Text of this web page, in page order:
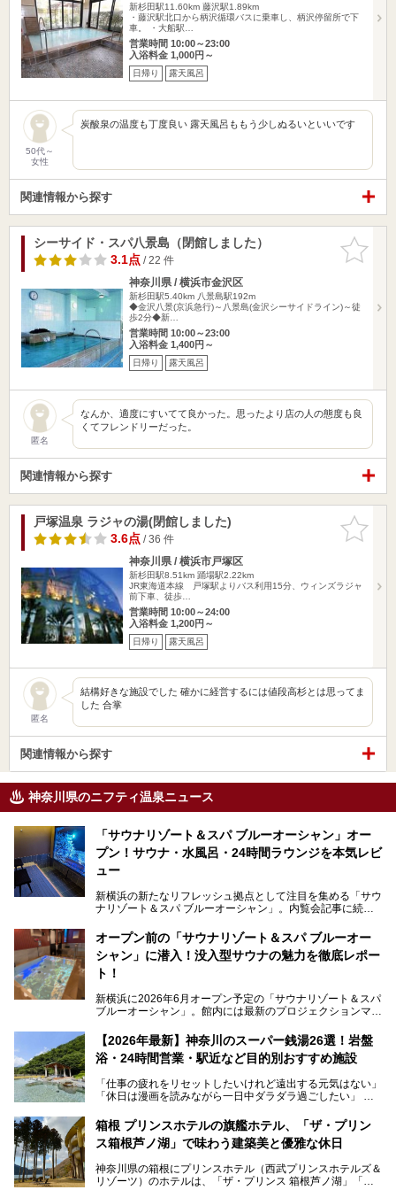
新杉田駅11.60km 藤沢駅1.89km
・藤沢駅北口から柄沢循環バスに乗車し、柄沢停留所で下
車。 ・大船駅…
営業時間 10:00～23:00
入浴料金 1,000円～
日帰り 露天風呂
50代～
女性
炭酸泉の温度も丁度良い 露天風呂ももう少しぬるいといいです
関連情報から探す
お気に入
りに追加
シーサイド・スパ八景島（閉館しました）
3.1点/ 22 件
神奈川県 / 横浜市金沢区
新杉田駅5.40km 八景島駅192m
◆金沢八景(京浜急行)～八景島(金沢シーサイドライン)～徒
歩2分◆新…
営業時間 10:00～23:00
入浴料金 1,400円～
日帰り 露天風呂
匿名
なんか、適度にすいてて良かった。思ったより店の人の態度も良
くてフレンドリーだった。
関連情報から探す
お気に入
りに追加
戸塚温泉 ラジャの湯(閉館しました)
3.6点/ 36 件
神奈川県 / 横浜市戸塚区
新杉田駅8.51km 踊場駅2.22km
JR東海道本線 戸塚駅よりバス利用15分、ウィンズラジャ
前下車、徒歩…
営業時間 10:00～24:00
入浴料金 1,200円～
日帰り 露天風呂
匿名
結構好きな施設でした 確かに経営するには値段高杉とは思ってま
した 合掌
関連情報から探す
神奈川県のニフティ温泉ニュース
「サウナリゾート＆スパ ブルーオーシャン」オー
プン！サウナ・水風呂・24時間ラウンジを本気レビ
ュー
新横浜の新たなリフレッシュ拠点として注目を集める「サウ
ナリゾート＆スパ ブルーオーシャン」。内覧会記事に続
す。サウナや水風呂の気持ちよさはもちろん、リラックスス
ペースの過ごしやすさまで徹底チェック。新横浜エリアで日
常の疲れをリセットしたい人、ライブやスポーツ観戦遠征組
は必見です。
オープン前の「サウナリゾート＆スパ ブルーオー
シャン」に潜入！没入型サウナの魅力を徹底レポー
ト！
新横浜に2026年6月オープン予定の「サウナリゾート＆スパ
ブルーオーシャン」。館内には最新のプロジェクションマッ
的な“没入感（イマーシブ）”を体験できます。
今回は、そんな大注目の施設に一足先にお邪魔し、その全貌
を見学させていただきました！
サウナ室の中に咲き誇る桜、魚たちが泳ぐ水風呂、そしてバ
リのビーチを思わせる休憩スペース…。驚きの連続だった館
内の様子をレポートします！
【2026年最新】神奈川のスーパー銭湯26選！岩盤
浴・24時間営業・駅近など目的別おすすめ施設
「仕事の疲れをリセットしたいけれど遠出する元気はない」
「休日は漫画を読みながら一日中ダラダラ過ごしたい」
たい」
そんな「癒やされたい」という願いを叶えてくれるのが、神
神奈川県には、サウナや岩盤浴、一日中遊べるエンタメ施設
など、“非日常”を味わえるスーパー銭湯が数多く揃っていま
箱根 プリンスホテルの旗艦ホテル、「ザ・プリン
ス箱根芦ノ湖」で味わう建築美と優雅な休日
神奈川県の箱根にプリンスホテル（西武プリンスホテルズ＆
リゾーツ）のホテルは、「ザ・プリンス 箱根芦ノ湖」「芦